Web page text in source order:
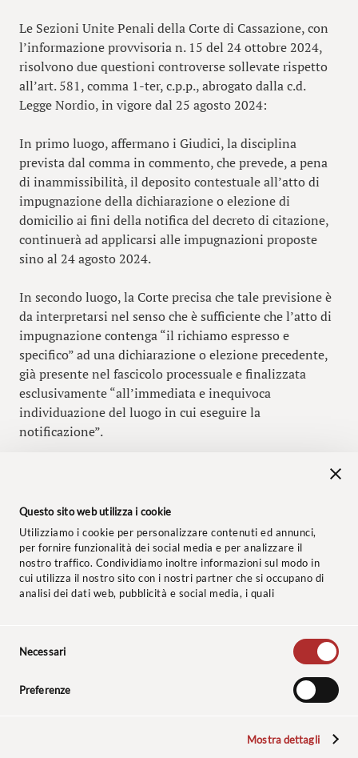
Questo sito web utilizza i cookie
Utilizziamo i cookie per personalizzare contenuti ed annunci,
per fornire funzionalità dei social media e per analizzare il
nostro traffico. Condividiamo inoltre informazioni sul modo in
cui utilizza il nostro sito con i nostri partner che si occupano di
analisi dei dati web, pubblicità e social media, i quali
Necessari
Preferenze
Mostra dettagli
Le Sezioni Unite Penali della Corte di Cassazione, con
l’informazione provvisoria n. 15 del 24 ottobre 2024,
risolvono due questioni controverse sollevate rispetto
all’art. 581, comma 1-ter, c.p.p., abrogato dalla c.d.
Legge Nordio, in vigore dal 25 agosto 2024:
In primo luogo, affermano i Giudici, la disciplina
prevista dal comma in commento, che prevede, a pena
di inammissibilità, il deposito contestuale all’atto di
impugnazione della dichiarazione o elezione di
domicilio ai fini della notifica del decreto di citazione,
continuerà ad applicarsi alle impugnazioni proposte
sino al 24 agosto 2024.
In secondo luogo, la Corte precisa che tale previsione è
da interpretarsi nel senso che è sufficiente che l’atto di
impugnazione contenga “il richiamo espresso e
specifico” ad una dichiarazione o elezione precedente,
già presente nel fascicolo processuale e finalizzata
esclusivamente “all’immediata e inequivoca
individuazione del luogo in cui eseguire la
notificazione”.
INFORMAZIONE PROVVISORIA NUMERO 15 – 24
OTTOBRE 2024 SSUU
© 2024 Studio Legale Baccaredda Boy. Tutti i diritti riservati.
Codice
Etico–Polizza Assicurativa
Le sculture, le cui foto sono riprodotte nel sito, sono opere dello scultore: